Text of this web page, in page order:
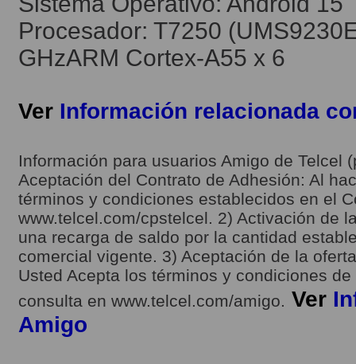
Procesador: T7250
GHzARM Cortex-A55 x 6
Ver Información relacionada
Información para usuarios Amigo de Telcel
Aceptación del Contrato de Adhesión: Al
términos y condiciones establecidos en el
www.telcel.com/cpstelcel. 2) Activación de
una recarga de saldo por la cantidad
comercial vigente. 3) Aceptación de la
Usted Acepta los términos y condiciones
consulta en www.telcel.com/amigo. Ver
Amigo